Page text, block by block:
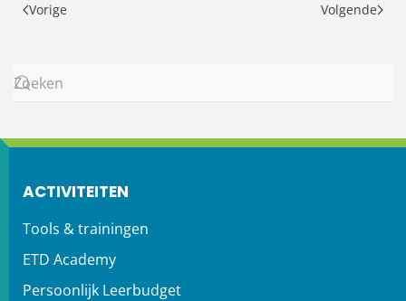
Vorige Volgende
ACTIVITEITEN
Tools & trainingen
ETD Academy
Persoonlijk Leerbudget